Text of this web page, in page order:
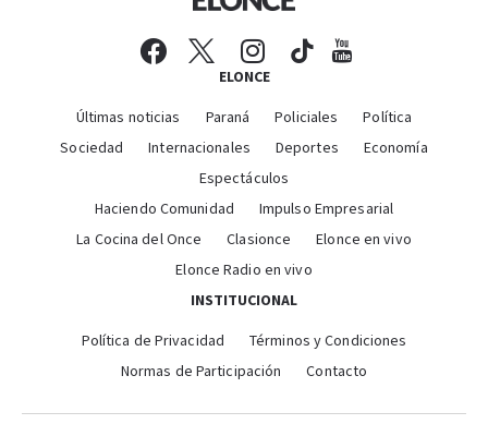
ELONCE
Últimas noticias Paraná Policiales
Política
Sociedad
Internacionales Deportes
Economía
Espectáculos
Haciendo Comunidad
Impulso Empresarial
La Cocina del Once
Clasionce
Elonce en vivo
Elonce Radio en vivo
INSTITUCIONAL
Política de Privacidad
Términos y Condiciones
Normas de Participación
Contacto